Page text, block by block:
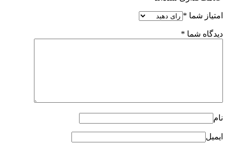
امتیاز شما *
دیدگاه شما *
نام
ایمیل